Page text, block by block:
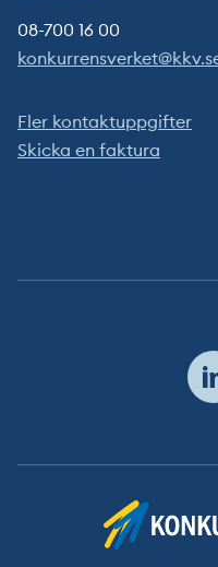
08-700 16 00
Fler kontaktuppgifter
Skicka en faktura